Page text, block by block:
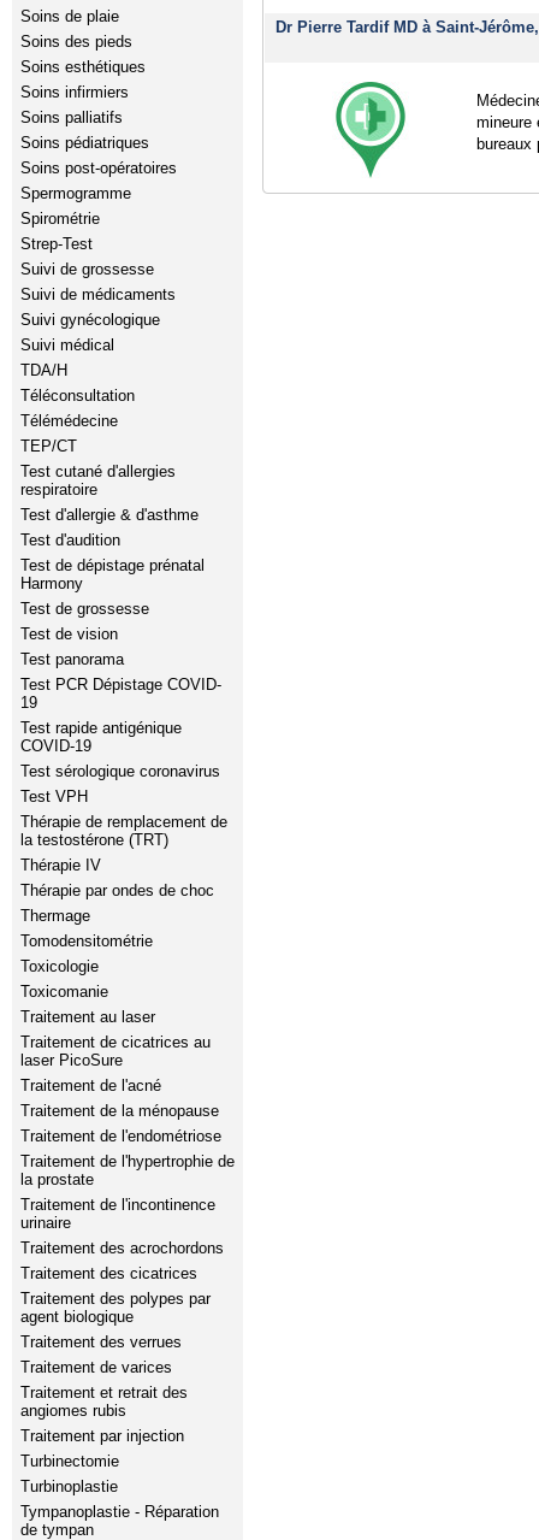
Soins de plaie
Soins des pieds
Soins esthétiques
Soins infirmiers
Soins palliatifs
Soins pédiatriques
Soins post-opératoires
Spermogramme
Spirométrie
Strep-Test
Suivi de grossesse
Suivi de médicaments
Suivi gynécologique
Suivi médical
TDA/H
Téléconsultation
Télémédecine
TEP/CT
Test cutané d'allergies
respiratoire
Test d'allergie & d'asthme
Test d'audition
Test de dépistage prénatal
Harmony
Test de grossesse
Test de vision
Test panorama
Test PCR Dépistage COVID-
19
Test rapide antigénique
COVID-19
Test sérologique coronavirus
Test VPH
Thérapie de remplacement de
la testostérone (TRT)
Thérapie IV
Thérapie par ondes de choc
Thermage
Tomodensitométrie
Toxicologie
Toxicomanie
Traitement au laser
Traitement de cicatrices au
laser PicoSure
Traitement de l'acné
Traitement de la ménopause
Traitement de l'endométriose
Traitement de l'hypertrophie de
la prostate
Traitement de l'incontinence
urinaire
Traitement des acrochordons
Traitement des cicatrices
Traitement des polypes par
agent biologique
Traitement des verrues
Traitement de varices
Traitement et retrait des
angiomes rubis
Traitement par injection
Turbinectomie
Turbinoplastie
Tympanoplastie - Réparation
de tympan
Dr Pierre Tardif MD à Saint-
mineure